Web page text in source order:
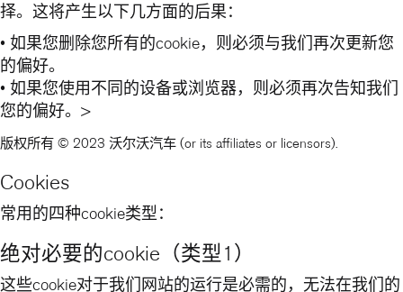
择。这将产生以下几方面的后果：
• 如果您删除您所有的cookie，则必须与我们再次更新您
的偏好。
• 如果您使用不同的设备或浏览器，则必须再次告知我们
您的偏好。>
版权所有 © 2023 沃尔沃汽车 (or its affiliates or licensors).
Cookies
常用的四种cookie类型：
绝对必要的cookie（类型1）
这些cookie对于我们网站的运行是必需的，无法在我们的